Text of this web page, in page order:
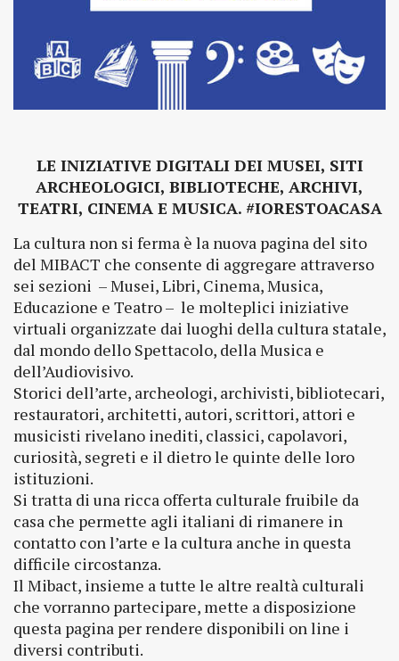
LE INIZIATIVE DIGITALI DEI MUSEI, SITI
ARCHEOLOGICI, BIBLIOTECHE, ARCHIVI,
TEATRI, CINEMA E MUSICA. #IORESTOACASA
La cultura non si ferma è la nuova pagina del sito
del MIBACT che consente di aggregare attraverso
sei sezioni – Musei, Libri, Cinema, Musica,
Educazione e Teatro – le molteplici iniziative
virtuali organizzate dai luoghi della cultura statale,
dal mondo dello Spettacolo, della Musica e
dell’Audiovisivo.
Storici dell’arte, archeologi, archivisti, bibliotecari,
restauratori, architetti, autori, scrittori, attori e
musicisti rivelano inediti, classici, capolavori,
curiosità, segreti e il dietro le quinte delle loro
istituzioni.
Si tratta di una ricca offerta culturale fruibile da
casa che permette agli italiani di rimanere in
contatto con l’arte e la cultura anche in questa
difficile circostanza.
Il Mibact, insieme a tutte le altre realtà culturali
che vorranno partecipare, mette a disposizione
questa pagina per rendere disponibili on line i
diversi contributi.